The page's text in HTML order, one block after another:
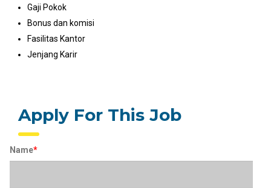
Gaji Pokok
Bonus dan komisi
Fasilitas Kantor
Jenjang Karir
Apply For This Job
Name*